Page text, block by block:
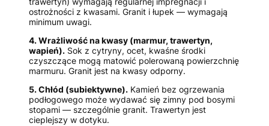
ostrożności z kwasami. Granit i łupek — wymagają
minimum uwagi.
4. Wrażliwość na kwasy (marmur, trawertyn,
wapień). Sok z cytryny, ocet, kwaśne środki
czyszczące mogą matowić polerowaną powierzchnię
marmuru. Granit jest na kwasy odporny.
5. Chłód (subiektywne). Kamień bez ogrzewania
podłogowego może wydawać się zimny pod bosymi
stopami — szczególnie granit. Trawertyn jest
cieplejszy w dotyku.